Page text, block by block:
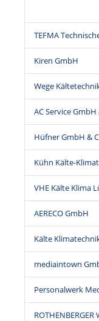
TEFMA
Kiren GmbH
Wege
AC Service GmbH
Hüfner GmbH &
Kühn Kälte-
VHE Kälte Klima
AERECO GmbH
Kälte
mediaintown
Personalwerk